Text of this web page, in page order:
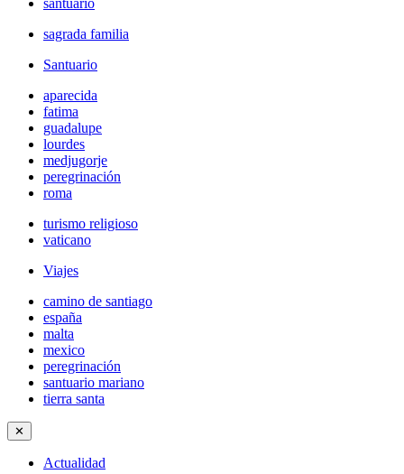
santuario
sagrada familia
Santuario
aparecida
fatima
guadalupe
lourdes
medjugorje
peregrinación
roma
turismo religioso
vaticano
Viajes
camino de santiago
españa
malta
mexico
peregrinación
santuario mariano
tierra santa
✕
Actualidad